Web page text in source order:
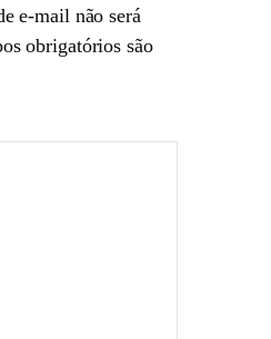
e-mail não será
obrigatórios são